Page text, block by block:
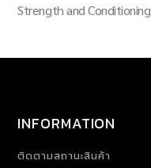
Strength and Conditioning
INFORMATION
ติดตามสถานะสินค้า